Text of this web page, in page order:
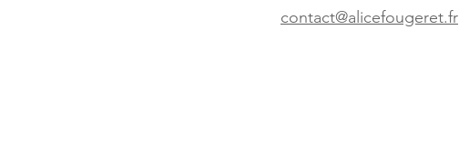
contact@alicefougeret.fr